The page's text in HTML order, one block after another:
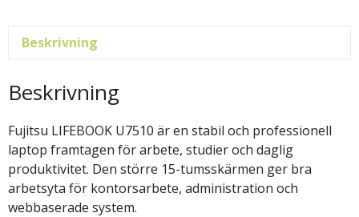
Beskrivning
Beskrivning
Fujitsu LIFEBOOK U7510 är en stabil och professionell
laptop framtagen för arbete, studier och daglig
produktivitet. Den större 15-tumsskärmen ger bra
arbetsyta för kontorsarbete, administration och
webbaserade system.